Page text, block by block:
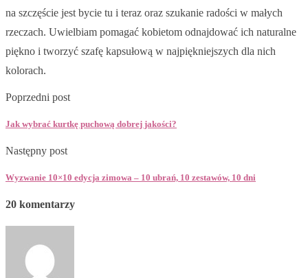
na szczęście jest bycie tu i teraz oraz szukanie radości w małych
rzeczach. Uwielbiam pomagać kobietom odnajdować ich naturalne
piękno i tworzyć szafę kapsułową w najpiękniejszych dla nich
kolorach.
Poprzedni post
Jak wybrać kurtkę puchową dobrej jakości?
Następny post
Wyzwanie 10×10 edycja zimowa – 10 ubrań, 10 zestawów, 10 dni
20 komentarzy